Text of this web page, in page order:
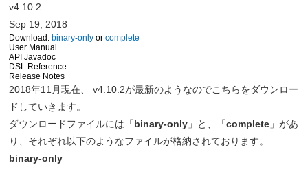
v4.10.2
Sep 19, 2018
Download: binary-only or complete
User Manual
API Javadoc
DSL Reference
Release Notes
2018年11月現在、 v4.10.2が最新のようなのでこちらをダウンロー
ドしていきます。
ダウンロードファイルには「binary-only 」と、「complete 」があ
り、それぞれ以下のようなファイルが格納されております。
binary-only